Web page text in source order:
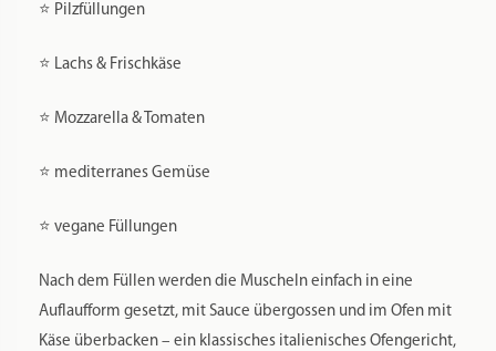
⭐ Pilzfüllungen
⭐ Lachs & Frischkäse
⭐ Mozzarella & Tomaten
⭐ mediterranes Gemüse
⭐ vegane Füllungen
Nach dem Füllen werden die Muscheln einfach in eine
Auflaufform gesetzt, mit Sauce übergossen und im Ofen mit
Käse überbacken – ein klassisches italienisches Ofengericht,